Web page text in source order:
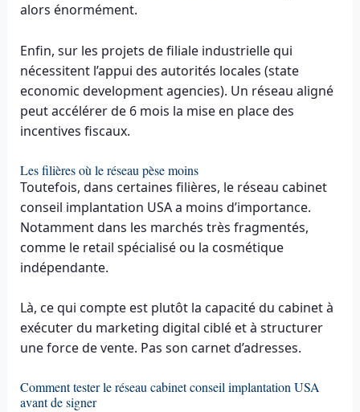
alors énormément.
Enfin, sur les projets de filiale industrielle qui
nécessitent l’appui des autorités locales (state
economic development agencies). Un réseau aligné
peut accélérer de 6 mois la mise en place des
incentives fiscaux.
Les filières où le réseau pèse moins
Toutefois, dans certaines filières, le réseau cabinet
conseil implantation USA a moins d’importance.
Notamment dans les marchés très fragmentés,
comme le retail spécialisé ou la cosmétique
indépendante.
Là, ce qui compte est plutôt la capacité du cabinet à
exécuter du marketing digital ciblé et à structurer
une force de vente. Pas son carnet d’adresses.
Comment tester le réseau cabinet conseil implantation USA
avant de signer